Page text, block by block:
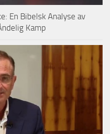
En Bibelsk Analyse av
Kamp